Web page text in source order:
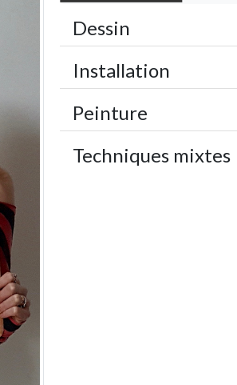
Dessin
Installation
Peinture
Techniques mixtes